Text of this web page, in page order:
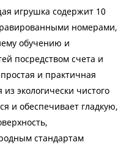
игрушка содержит 10
номерами,
обучению и
посредством счета и
и практичная
экологически чистого
и обеспечивает гладкую,
стандартам